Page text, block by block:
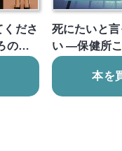
くださ
の…
死にたいと
い ―保健所
本を